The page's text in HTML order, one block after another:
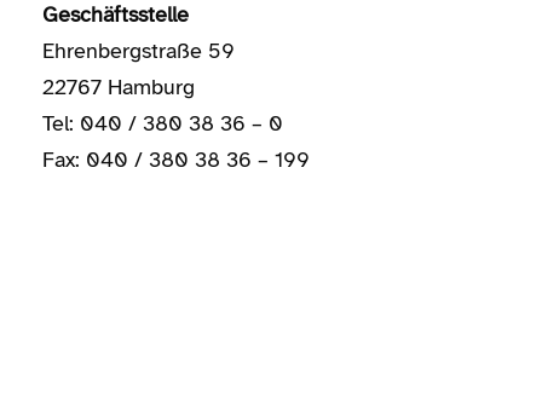
Geschäftsstelle
Ehrenbergstraße 59
22767 Hamburg
Tel: 040 / 380 38 36 – 0
Fax: 040 / 380 38 36 – 199